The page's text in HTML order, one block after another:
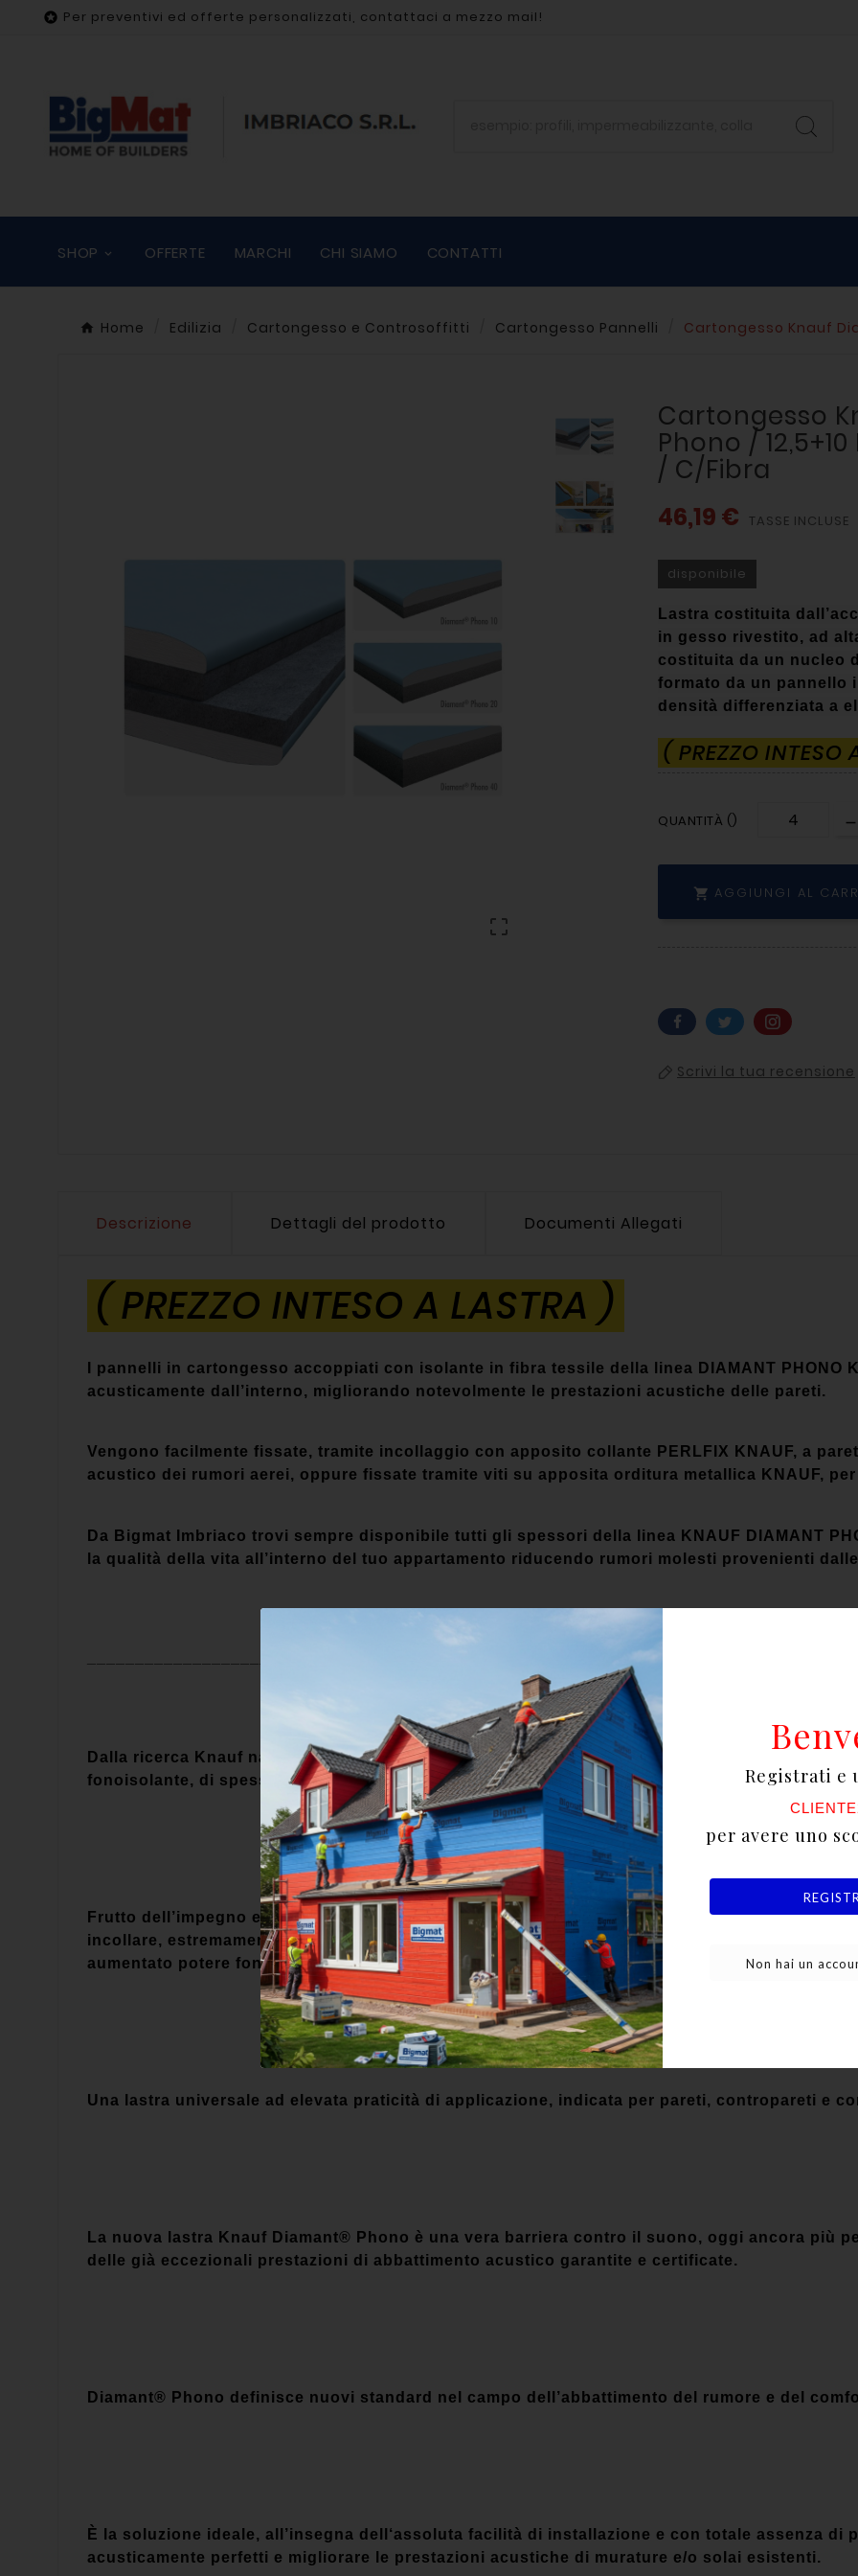
 Per preventivi ed offerte personalizzati, contattaci a mezzo mail!
SHOP OFFERTE MARCHI CHI SIAMO CONTATTI
Home Edilizia Cartongesso e Controsoffitti Cartongesso Pannelli Cartongesso Knauf

Cartongesso
Phono /
/ C/fibra
46,19 € TASSE INCLUSE
disponibile
Lastra costituita
in gesso rivestito, ad
costituita da un nucleo
formato da un pannello
densità differenziata a
( PREZZO INTESO
QUANTITÀ ()
 AGGIUNGI AL
Scrivi la tua recensione
Descrizione Dettagli del prodotto Documenti Allegati
( PREZZO INTESO A LASTRA )
I pannelli in cartongesso accoppiati con isolante in fibra tessile della linea DIAMANT PHONO
acusticamente dall’interno, migliorando notevolmente le prestazioni acustiche delle pareti.
Vengono facilmente fissate, tramite incollaggio con apposito collante PERLFIX KNAUF, a
acustico dei rumori aerei, oppure fissate tramite viti su apposita orditura metallica KNAUF,
Da Bigmat Imbriaco trovi sempre disponibile tutti gli spessori della linea KNAUF DIAMANT
la qualità della vita all’interno del tuo appartamento riducendo rumori molesti provenienti
Dalla ricerca Knauf nasce la nuova gamma Diamant® Phono, costituita da una lastra
fonoisolante, di spessore variabile, in fibra di poliestere.
Frutto dell’impegno e della competenza di Knauf Acustika, è un concentrato di innovazioni:
incollare, estremamente semplice da avvitare (nella sola versione da 10 mm) grazie alle
aumentato potere fonoisolante.
Una lastra universale ad elevata praticità di applicazione, indicata per pareti, contropareti e
La nuova lastra Knauf Diamant® Phono è una vera barriera contro il suono, oggi ancora più
delle già eccezionali prestazioni di abbattimento acustico garantite e certificate.
Diamant® Phono definisce nuovi standard nel campo dell’abbattimento del rumore e del
È la soluzione ideale, all’insegna dell‘assoluta facilità di installazione e con totale assenza di
acusticamente perfetti e migliorare le prestazioni acustiche di murature e/o solai esistenti.
Non hai un
Registrati e
per avere uno